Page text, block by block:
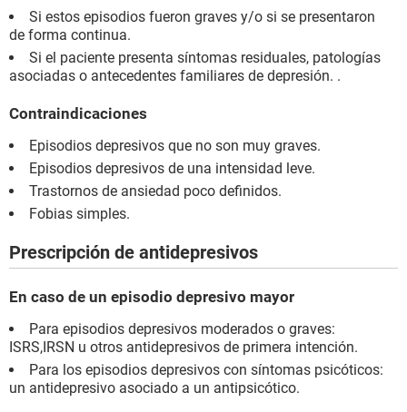
Si estos episodios fueron graves y/o si se presentaron
de forma continua.
Si el paciente presenta síntomas residuales, patologías
asociadas o antecedentes familiares de depresión. .
Contraindicaciones
Episodios depresivos que no son muy graves.
Episodios depresivos de una intensidad leve.
Trastornos de ansiedad poco definidos.
Fobias simples.
Prescripción de antidepresivos
En caso de un episodio depresivo mayor
Para episodios depresivos moderados o graves:
ISRS,IRSN u otros antidepresivos de primera intención.
Para los episodios depresivos con síntomas psicóticos:
un antidepresivo asociado a un antipsicótico.